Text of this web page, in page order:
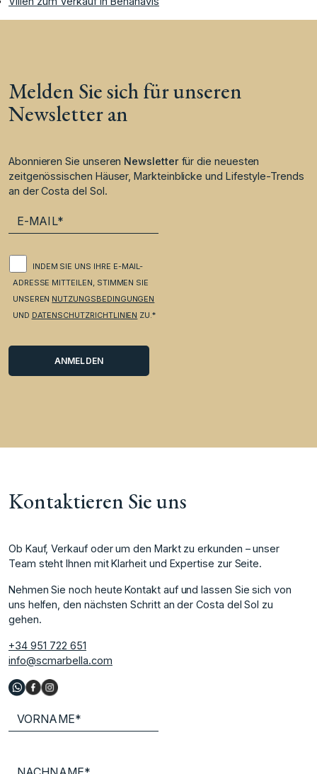
Melden Sie sich für unseren
Newsletter an
Abonnieren Sie unseren Newsletterfür die neuesten
zeitgenössischen Häuser, Markteinblicke und Lifestyle-Trends
an der Costa del Sol.
INDEM SIE UNS IHRE E-MAIL-
ADRESSE MITTEILEN, STIMMEN SIE
UNSEREN NUTZUNGSBEDINGUNGEN
UND DATENSCHUTZRICHTLINIEN ZU.*
Kontaktieren Sie uns
Ob Kauf, Verkauf oder um den Markt zu erkunden – unser
Team steht Ihnen mit Klarheit und Expertise zur Seite.
Nehmen Sie noch heute Kontakt auf und lassen Sie sich von
uns helfen, den nächsten Schritt an der Costa del Sol zu
gehen.
+34 951 722 651
info@scmarbella.com